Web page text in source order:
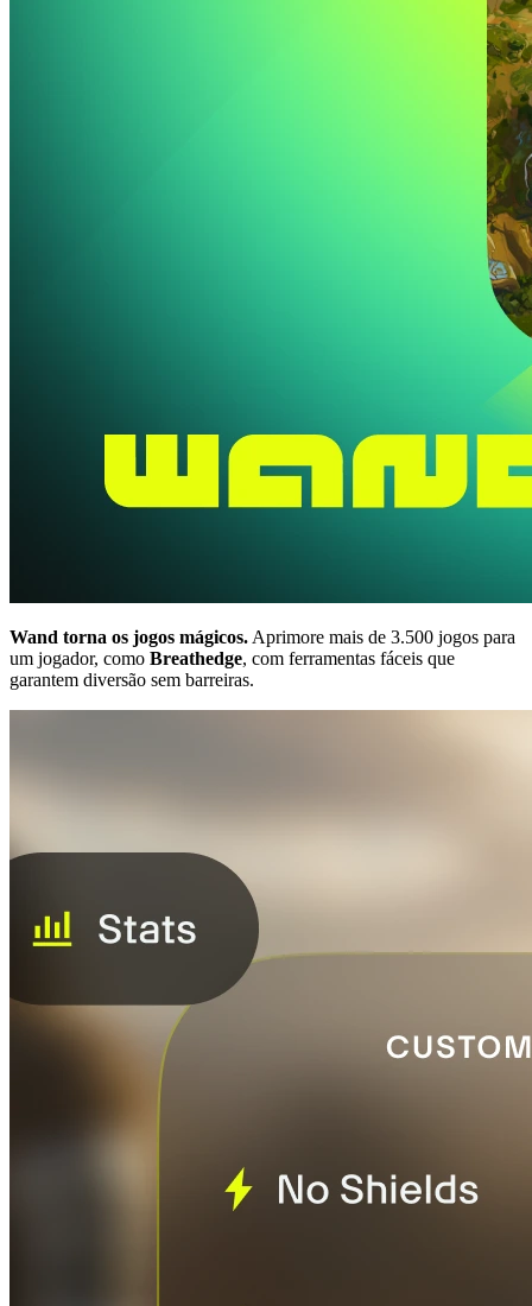
Wand torna os jogos mágicos. Aprimore mais de 3.500 jogos para
um jogador, como Breathedge, com ferramentas fáceis que
garantem diversão sem barreiras.